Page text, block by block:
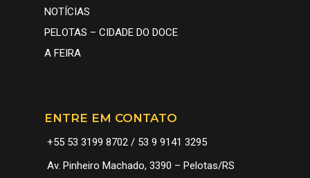
NOTÍCIAS
PELOTAS – CIDADE DO DOCE
A FEIRA
ENTRE EM CONTATO
+55 53 3199 8702 / 53 9 9141 3295
Av. Pinheiro Machado, 3390 – Pelotas/RS
CONHEÇA